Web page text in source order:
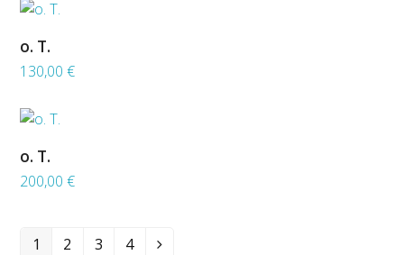
o. T.
130,00€
o. T.
200,00€
1 2 3 4